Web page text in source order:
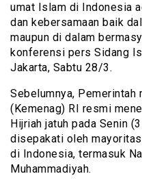
umat Islam di Indonesia
dan kebersamaan baik
maupun di dalam
konferensi pers Sidang
Jakarta, Sabtu 28/3.
Sebelumnya, Pemerintah
(Kemenag) RI resmi
Hijriah jatuh pada Senin
disepakati oleh
di Indonesia, termasuk
Muhammadiyah.